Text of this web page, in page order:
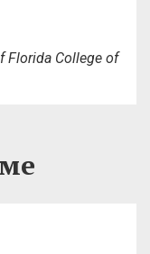
Florida College of